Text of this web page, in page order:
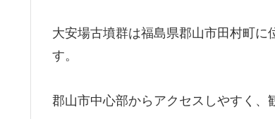
大安場古墳群は福島県郡山市田村町に
す。
郡山市中心部からアクセスしやすく、